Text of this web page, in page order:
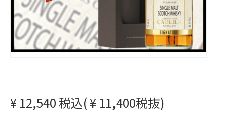
¥ 12,540 税込( ¥ 11,400税抜)